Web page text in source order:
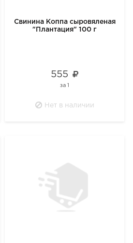
Свинина Коппа сыровяленая
"Плантация" 100 г
555
за1
Нет в наличии